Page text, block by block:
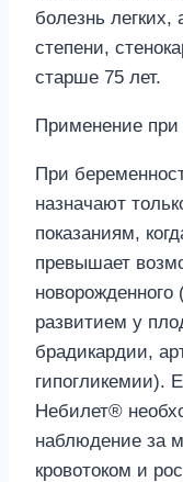
болезнь легких,
степени,
старше 75 лет.
Применение
При
назначают
показаниям,
превышает
развитием у
брадикардии,
гипогликемии).
Небилет®
наблюдение за
кровотоком и